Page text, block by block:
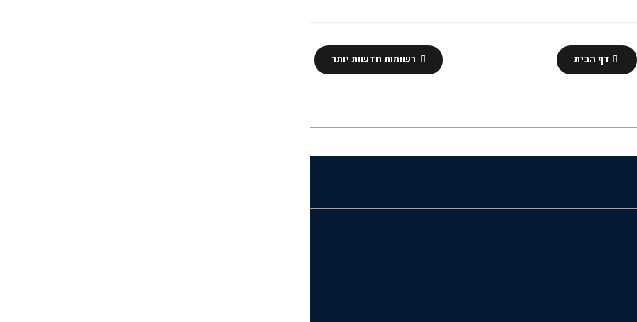
רשומות חדשות יותר דף הבית